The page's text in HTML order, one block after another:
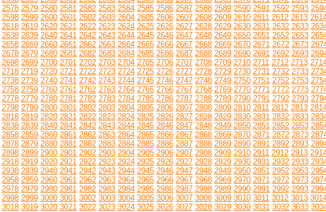
2578 2579 2580 2581 2582 2583 2584 2585 2586 2587 2588 2589 2590 2591 2592 2593
2598 2599 2600 2601 2602 2603 2604 2605 2606 2607 2608 2609 2610 2611 2612 2613
2618 2619 2620 2621 2622 2623 2624 2625 2626 2627 2628 2629 2630 2631 2632 2633
2638 2639 2640 2641 2642 2643 2644 2645 2646 2647 2648 2649 2650 2651 2652 2653
2658 2659 2660 2661 2662 2663 2664 2665 2666 2667 2668 2669 2670 2671 2672 2673
2678 2679 2680 2681 2682 2683 2684 2685 2686 2687 2688 2689 2690 2691 2692 2693
2698 2699 2700 2701 2702 2703 2704 2705 2706 2707 2708 2709 2710 2711 2712 2713
2718 2719 2720 2721 2722 2723 2724 2725 2726 2727 2728 2729 2730 2731 2732 2733
2738 2739 2740 2741 2742 2743 2744 2745 2746 2747 2748 2749 2750 2751 2752 2753
2758 2759 2760 2761 2762 2763 2764 2765 2766 2767 2768 2769 2770 2771 2772 2773
2778 2779 2780 2781 2782 2783 2784 2785 2786 2787 2788 2789 2790 2791 2792 2793
2798 2799 2800 2801 2802 2803 2804 2805 2806 2807 2808 2809 2810 2811 2812 2813
2818 2819 2820 2821 2822 2823 2824 2825 2826 2827 2828 2829 2830 2831 2832 2833
2838 2839 2840 2841 2842 2843 2844 2845 2846 2847 2848 2849 2850 2851 2852 2853
2858 2859 2860 2861 2862 2863 2864 2865 2866 2867 2868 2869 2870 2871 2872 2873
2878 2879 2880 2881 2882 2883 2884 2885 2886 2887 2888 2889 2890 2891 2892 2893
2898 2899 2900 2901 2902 2903 2904 2905 2906 2907 2908 2909 2910 2911 2912 2913
2918 2919 2920 2921 2922 2923 2924 2925 2926 2927 2928 2929 2930 2931 2932 2933
2938 2939 2940 2941 2942 2943 2944 2945 2946 2947 2948 2949 2950 2951 2952 2953
2958 2959 2960 2961 2962 2963 2964 2965 2966 2967 2968 2969 2970 2971 2972 2973
2978 2979 2980 2981 2982 2983 2984 2985 2986 2987 2988 2989 2990 2991 2992 2993
2998 2999 3000 3001 3002 3003 3004 3005 3006 3007 3008 3009 3010 3011 3012 3013
3018 3019 3020 3021 3022 3023 3024 3025 3026 3027 3028 3029 3030 3031 3032 3033